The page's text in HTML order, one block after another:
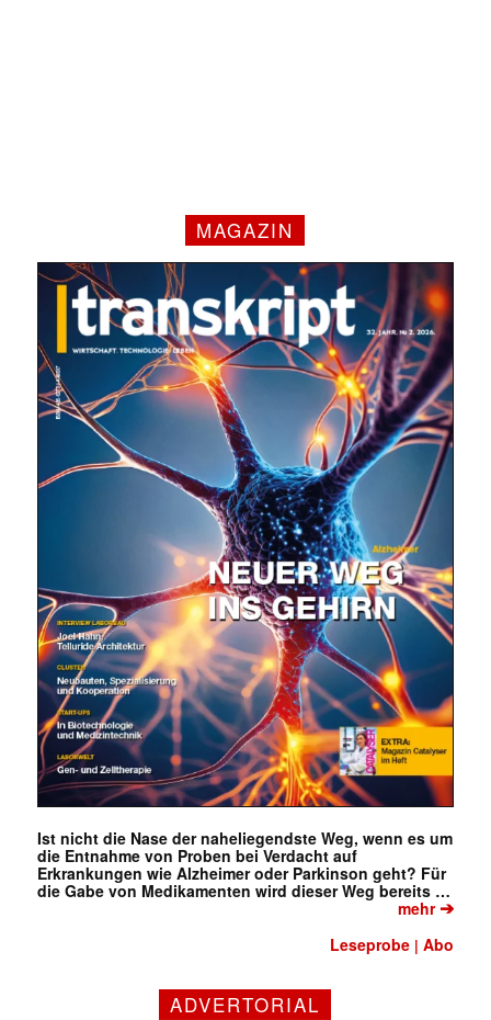
MAGAZIN
Ist nicht die Nase der naheliegendste Weg, wenn es um
die Entnahme von Proben bei Verdacht auf
Erkrankungen wie Alzheimer oder Parkinson geht? Für
die Gabe von Medikamenten wird dieser Weg bereits …
mehr➔
Leseprobe |Abo
ADVERTORIAL